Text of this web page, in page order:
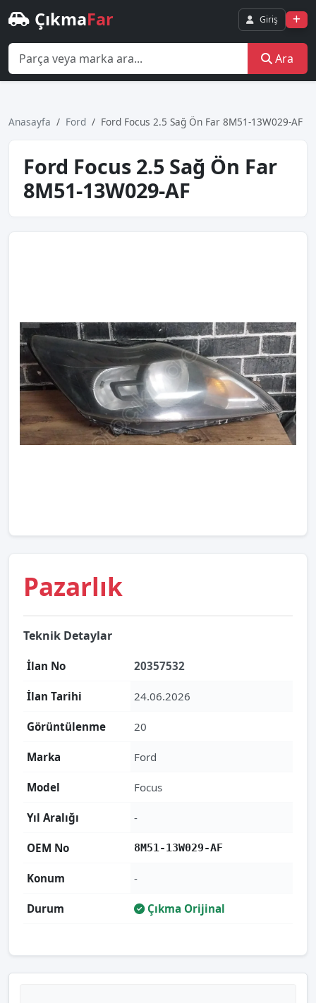
ÇıkmaFar Giriş
Ara
Anasayfa Ford Ford Focus 2.5 Sağ Ön Far 8M51-13W029-AF
Ford Focus 2.5 Sağ Ön Far
8M51-13W029-AF
Pazarlık
Teknik Detaylar
İlan No 20357532
İlan Tarihi 24.06.2026
Görüntülenme 20
Marka Ford
Model Focus
Yıl Aralığı -
OEM No 8M51-13W029-AF
Konum -
Durum Çıkma Orijinal